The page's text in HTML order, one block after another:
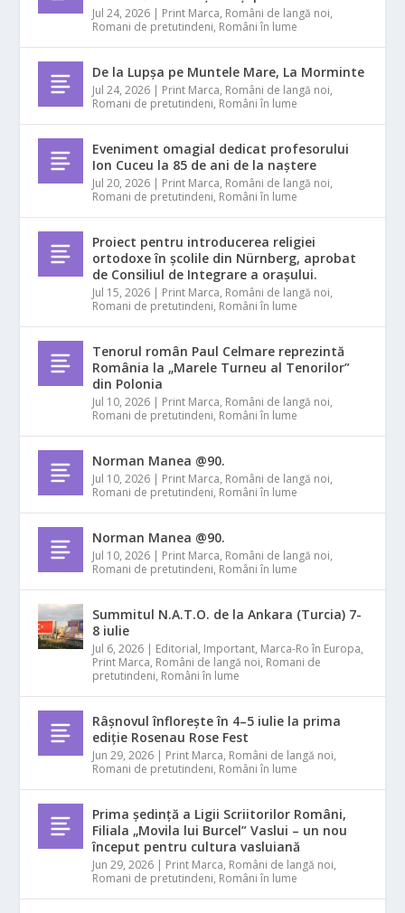
Jul 24, 2026 | Print Marca, Români de langă noi,
Romani de pretutindeni, Români în lume
De la Lupșa pe Muntele Mare, La Morminte
Jul 24, 2026 | Print Marca, Români de langă noi,
Romani de pretutindeni, Români în lume
Eveniment omagial dedicat profesorului
Ion Cuceu la 85 de ani de la naștere
Jul 20, 2026 | Print Marca, Români de langă noi,
Romani de pretutindeni, Români în lume
Proiect pentru introducerea religiei
ortodoxe în școlile din Nürnberg, aprobat
de Consiliul de Integrare a orașului.
Jul 15, 2026 | Print Marca, Români de langă noi,
Romani de pretutindeni, Români în lume
Tenorul român Paul Celmare reprezintă
România la „Marele Turneu al Tenorilor”
din Polonia
Jul 10, 2026 | Print Marca, Români de langă noi,
Romani de pretutindeni, Români în lume
Norman Manea @90.
Jul 10, 2026 | Print Marca, Români de langă noi,
Romani de pretutindeni, Români în lume
Norman Manea @90.
Jul 10, 2026 | Print Marca, Români de langă noi,
Romani de pretutindeni, Români în lume
Summitul N.A.T.O. de la Ankara (Turcia) 7-
8 iulie
Jul 6, 2026 | Editorial, Important, Marca-Ro în Europa,
Print Marca, Români de langă noi, Romani de
pretutindeni, Români în lume
Râșnovul înflorește în 4–5 iulie la prima
ediție Rosenau Rose Fest
Jun 29, 2026 | Print Marca, Români de langă noi,
Romani de pretutindeni, Români în lume
Prima ședință a Ligii Scriitorilor Români,
Filiala „Movila lui Burcel” Vaslui – un nou
început pentru cultura vasluiană
Jun 29, 2026 | Print Marca, Români de langă noi,
Romani de pretutindeni, Români în lume